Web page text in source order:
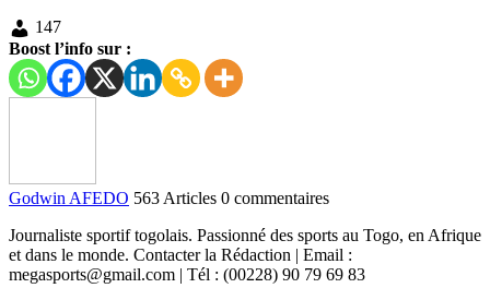
147
Boost l’info sur :
Godwin AFEDO 563 Articles 0 commentaires
Journaliste sportif togolais. Passionné des sports au Togo, en Afrique
et dans le monde. Contacter la Rédaction | Email :
megasports@gmail.com | Tél : (00228) 90 79 69 83